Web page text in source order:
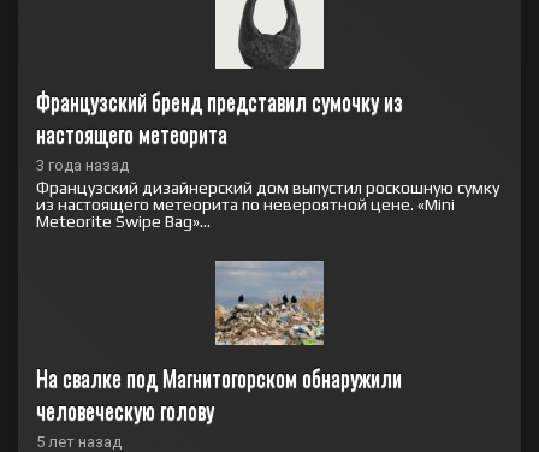
Французский бренд представил сумочку из
настоящего метеорита
3 года назад
Французский дизайнерский дом выпустил роскошную сумку
из настоящего метеорита по невероятной цене. «Mini
Meteorite Swipe Bag»...
На свалке под Магнитогорском обнаружили
человеческую голову
5 лет назад